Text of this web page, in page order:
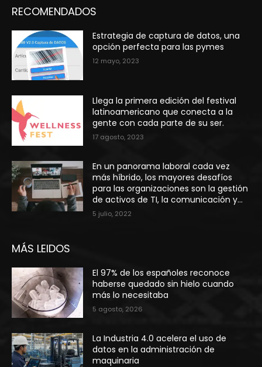
RECOMENDADOS
Estrategia de captura de datos, una
opción perfecta para las pymes
12 mayo, 2023
Llega la primera edición del festival
latinoamericano que conecta a la
gente con cada parte de su ser.
17 agosto, 2023
En un panorama laboral cada vez
más híbrido, los mayores desafíos
para las organizaciones son la gestión
de activos de TI, la comunicación y...
5 julio, 2022
MÁS LEIDOS
El 97% de los españoles reconoce
haberse quedado sin hielo cuando
más lo necesitaba
5 agosto, 2026
La Industria 4.0 acelera el uso de
datos en la administración de
maquinaria